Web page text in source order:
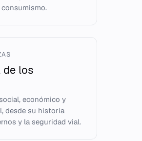
de los
económico y
desde su historia
y la seguridad vial.